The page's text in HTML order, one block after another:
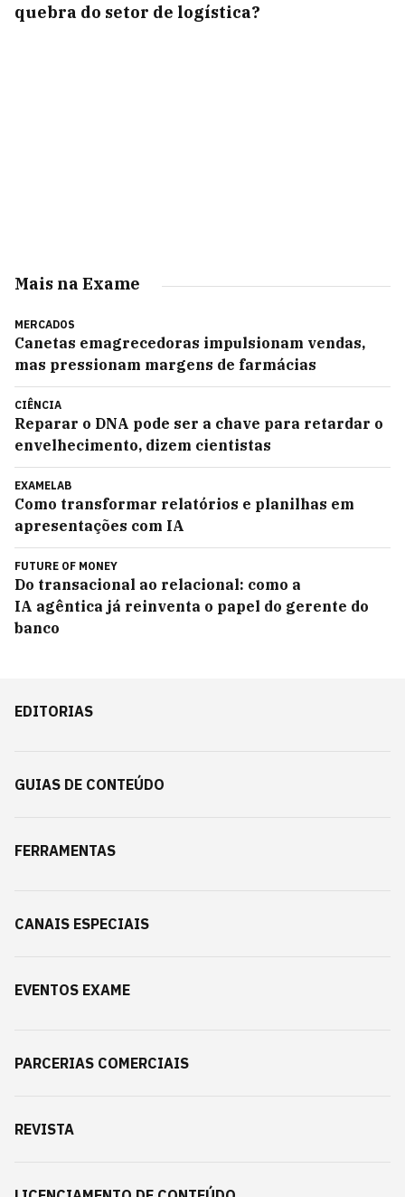
quebra do setor de logística?
Mais na Exame
MERCADOS
Canetas emagrecedoras impulsionam vendas,
mas pressionam margens de farmácias
CIÊNCIA
Reparar o DNA pode ser a chave para retardar o
envelhecimento, dizem cientistas
EXAMELAB
Como transformar relatórios e planilhas em
apresentações com IA
FUTURE OF MONEY
Do transacional ao relacional: como a
IA agêntica já reinventa o papel do gerente do
banco
EDITORIAS
GUIAS DE CONTEÚDO
FERRAMENTAS
CANAIS ESPECIAIS
EVENTOS EXAME
PARCERIAS COMERCIAIS
REVISTA